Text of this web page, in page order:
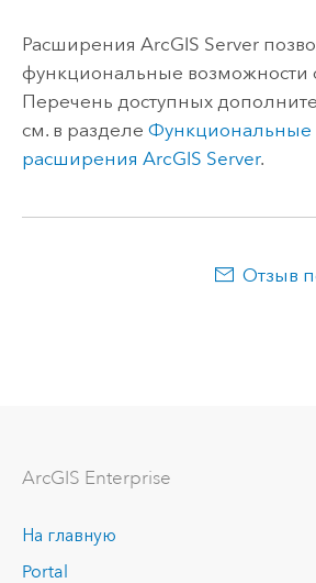
Расширения ArcGIS Server
функциональные возможности
Перечень доступных
см. в разделе Функциональные
расширения ArcGIS Server.
Отзыв
ArcGIS Enterprise
На главную
Portal